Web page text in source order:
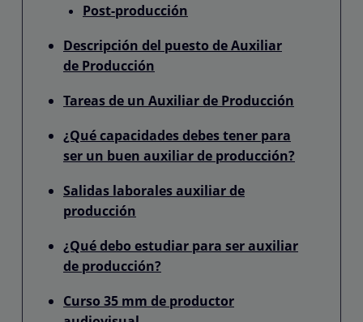
Post-producción
Descripción del puesto de Auxiliar
de Producción
Tareas de un Auxiliar de Producción
¿Qué capacidades debes tener para
ser un buen auxiliar de producción?
Salidas laborales auxiliar de
producción
¿Qué debo estudiar para ser auxiliar
de producción?
Curso 35 mm de productor